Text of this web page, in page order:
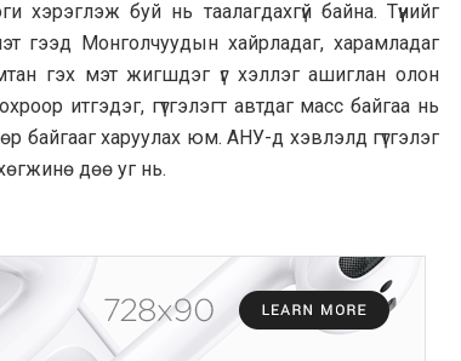
хэрэглэж буй нь таалагдахгүй байна. Түүнийг
гээд Монголчуудын хайрладаг, харамладаг
гэх мэт жигшдэг үг хэллэг ашиглан олон
итгэдэг, гүтгэлэгт автдаг масс байгаа нь
байгааг харуулах юм. АНУ-д хэвлэлд гүтгэлэг
дөө уг нь.